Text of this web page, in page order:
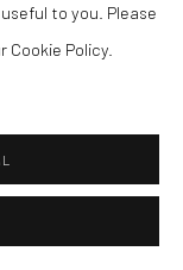
to you. Please
Policy.